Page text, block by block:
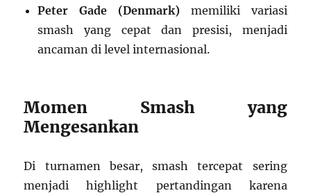
Peter Gade (Denmark) memiliki variasi
smash yang cepat dan presisi, menjadi
ancaman di level internasional.
Momen Smash yang
Mengesankan
Di turnamen besar, smash tercepat sering
menjadi highlight pertandingan karena